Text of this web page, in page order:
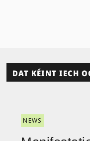
DAT KÉINT IECH
NEWS